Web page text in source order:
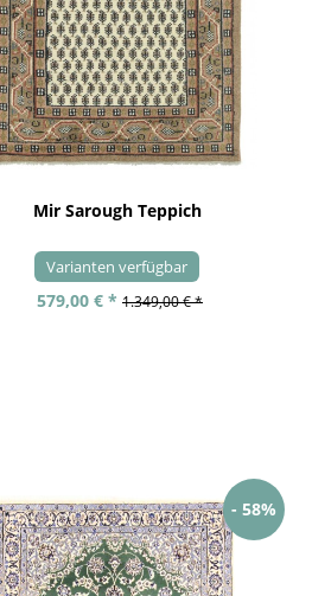
Mir Sarough Teppich
Varianten verfügbar
579,00 € * 1.349,00 € *
- 58%